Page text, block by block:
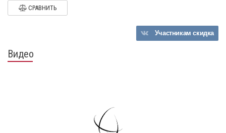
СРАВНИТЬ
Участникамскидка
Видео